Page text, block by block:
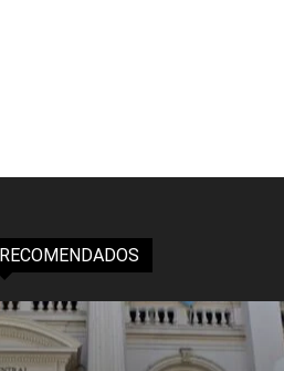
RECOMENDADOS